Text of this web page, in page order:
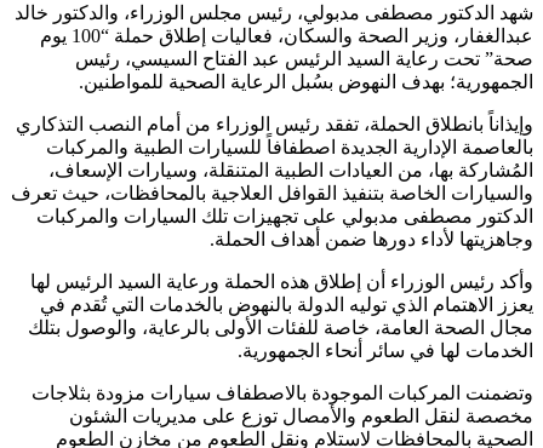
شهد الدكتور مصطفى مدبولي، رئيس مجلس الوزراء، والدكتور خالد
عبدالغفار، وزير الصحة والسكان، فعاليات إطلاق حملة “100 يوم
صحة” تحت رعاية السيد الرئيس عبد الفتاح السيسي، رئيس
الجمهورية؛ بهدف النهوض بسُبل الرعاية الصحية للمواطنين.
وإيذاناً بانطلاق الحملة، تفقد رئيس الوزراء من أمام النصب التذكاري
بالعاصمة الإدارية الجديدة اصطفافاً للسيارات الطبية والمركبات
المُشاركة بها، من العيادات الطبية المتنقلة، وسيارات الإسعاف،
والسيارات الخاصة بتنفيذ القوافل العلاجية بالمحافظات، حيث تعرف
الدكتور مصطفى مدبولي على تجهيزات تلك السيارات والمركبات
وجاهزيتها لأداء دورها ضمن أهداف الحملة.
وأكد رئيس الوزراء أن إطلاق هذه الحملة ورعاية السيد الرئيس لها
يعزز الاهتمام الذي توليه الدولة بالنهوض بالخدمات التي تُقدم في
مجال الصحة العامة، خاصة للفئات الأولى بالرعاية، والوصول بتلك
الخدمات لها في سائر أنحاء الجمهورية.
وتضمنت المركبات الموجودة بالاصطفاف سيارات مزودة بثلاجات
مخصصة لنقل الطعوم والأمصال توزع على مديريات الشئون
الصحية بالمحافظات لاستلام ونقل الطعوم من مخازن الطعوم